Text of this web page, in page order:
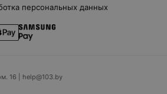
персональных данных
16 | help@103.by